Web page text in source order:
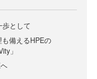
として
備えるHPEの
」